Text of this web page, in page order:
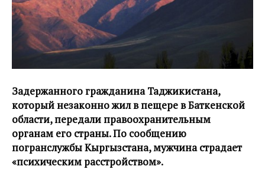
Задержанного гражданина Таджикистана,
который незаконно жил в пещере в Баткенской
области, передали правоохранительным
органам его страны. По сообщению
погранслужбы Кыргызстана, мужчина страдает
«психическим расстройством».